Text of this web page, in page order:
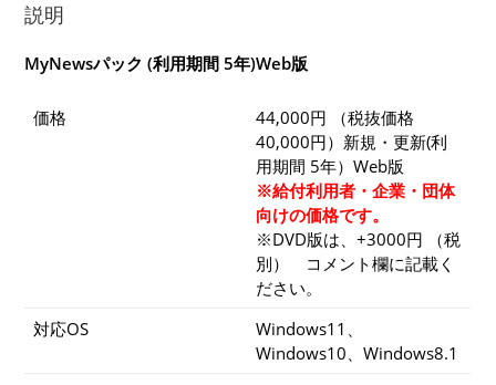
説明
MyNewsパック (利用期間 5年)Web版
価格
44,000円 （税抜価格
40,000円）新規・更新(利
用期間 5年）Web版
※給付利用者・企業・団体
向けの価格です。
※DVD版は、+3000円 （税
別） コメント欄に記載く
ださい。
対応OS
Windows11、
Windows10、Windows8.1